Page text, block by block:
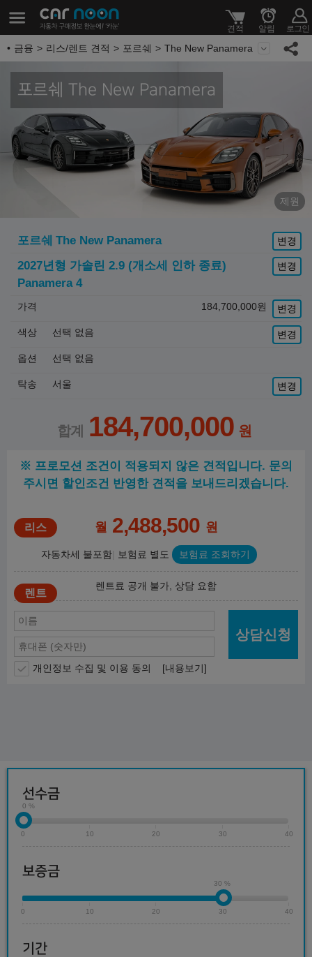
금융 리스/렌트 견적 포르쉐 The New Panamera
포르쉐 The New Panamera
제원
포르쉐 The New Panamera 변경
2027년형 가솔린 2.9 (개소세 인하 종료)
Panamera 4
변경
가격 184,700,000원 변경
색상 선택 없음 변경
옵션 선택 없음
탁송 서울 변경
184,700,000
※ 프로모션 조건이 적용되지 않은 견적입니다. 문의
주시면 할인조건 반영한 견적을 보내드리겠습니다.
월 2,488,500 원
자동차세 불포함 보험료 별도 보험료 조회하기
렌트료 공개 불가, 상담 요함
개인정보 수집 및 이용 동의 [내용보기]
상담신청
선수금
0 %
0 10 20 30 40
보증금
30 %
0 10 20 30 40
기간